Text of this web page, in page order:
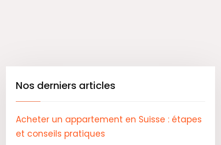
Nos derniers articles
Acheter un appartement en Suisse : étapes
et conseils pratiques